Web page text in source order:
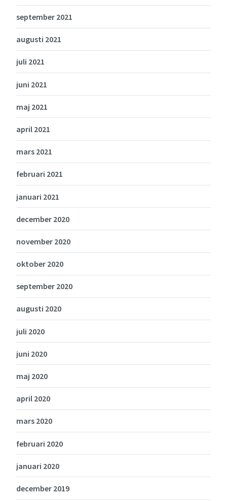
september 2021
augusti 2021
juli 2021
juni 2021
maj 2021
april 2021
mars 2021
februari 2021
januari 2021
december 2020
november 2020
oktober 2020
september 2020
augusti 2020
juli 2020
juni 2020
maj 2020
april 2020
mars 2020
februari 2020
januari 2020
december 2019